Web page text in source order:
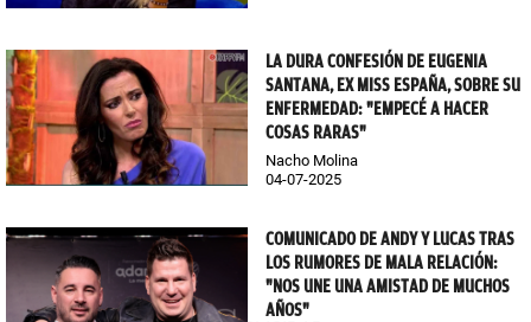
LA DURA CONFESIÓN DE EUGENIA
SANTANA, EX MISS ESPAÑA, SOBRE SU
ENFERMEDAD: "EMPECÉ A HACER
COSAS RARAS"
Nacho Molina
04-07-2025
COMUNICADO DE ANDY Y LUCAS TRAS
LOS RUMORES DE MALA RELACIÓN:
"NOS UNE UNA AMISTAD DE MUCHOS
AÑOS"